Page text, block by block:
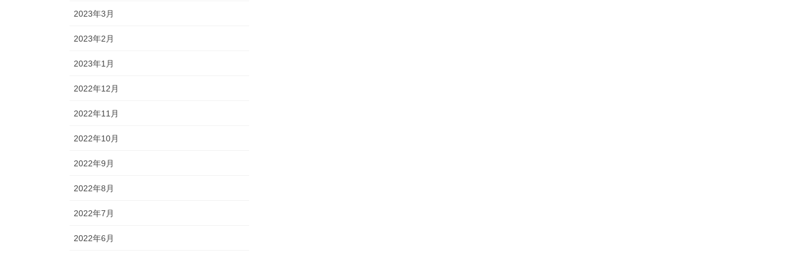
2023年3月
2023年2月
2023年1月
2022年12月
2022年11月
2022年10月
2022年9月
2022年8月
2022年7月
2022年6月